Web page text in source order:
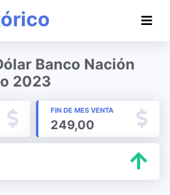
Banco Nación
2023
FIN DE MES VENTA
249,00